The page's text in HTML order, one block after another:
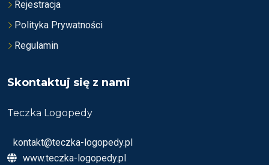
Rejestracja
Polityka Prywatności
Regulamin
Skontaktuj się z nami
Teczka Logopedy
kontakt@teczka-logopedy.pl
www.teczka-logopedy.pl